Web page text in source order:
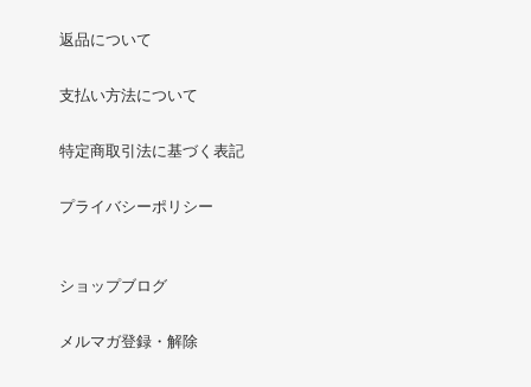
返品について
支払い方法について
特定商取引法に基づく表記
プライバシーポリシー
ショップブログ
メルマガ登録・解除